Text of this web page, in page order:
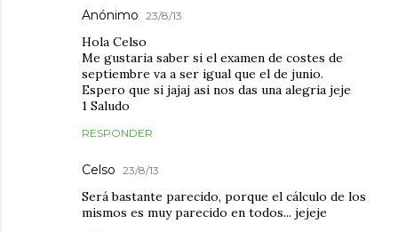
Anónimo 23/8/13
Hola Celso
Me gustaria saber si el examen de costes de
septiembre va a ser igual que el de junio.
Espero que si jajaj asi nos das una alegria jeje
1 Saludo
RESPONDER
Celso 23/8/13
Será bastante parecido, porque el cálculo de los
mismos es muy parecido en todos... jejeje